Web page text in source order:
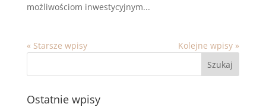
możliwościom inwestycyjnym...
« Starsze wpisy Kolejne wpisy »
Ostatnie wpisy